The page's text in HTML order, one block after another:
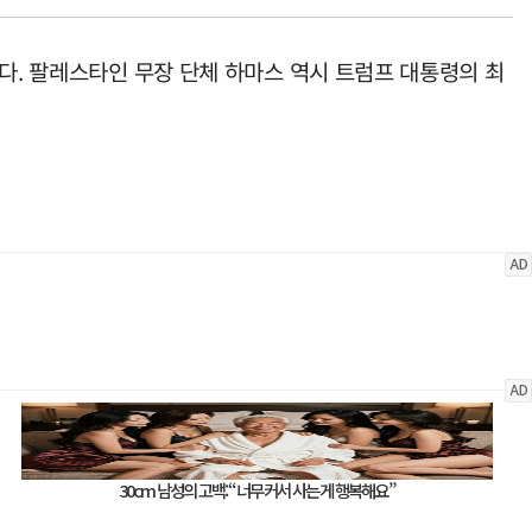
팔레스타인 무장 단체 하마스 역시 트럼프 대통령의 최